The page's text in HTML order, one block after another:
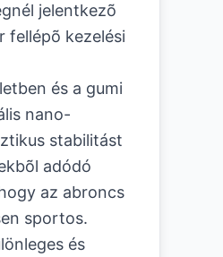
jelentkezõ
fellépõ kezelési
és a gumi
nano-
stabilitást
adódó
az abroncs
sportos.
és